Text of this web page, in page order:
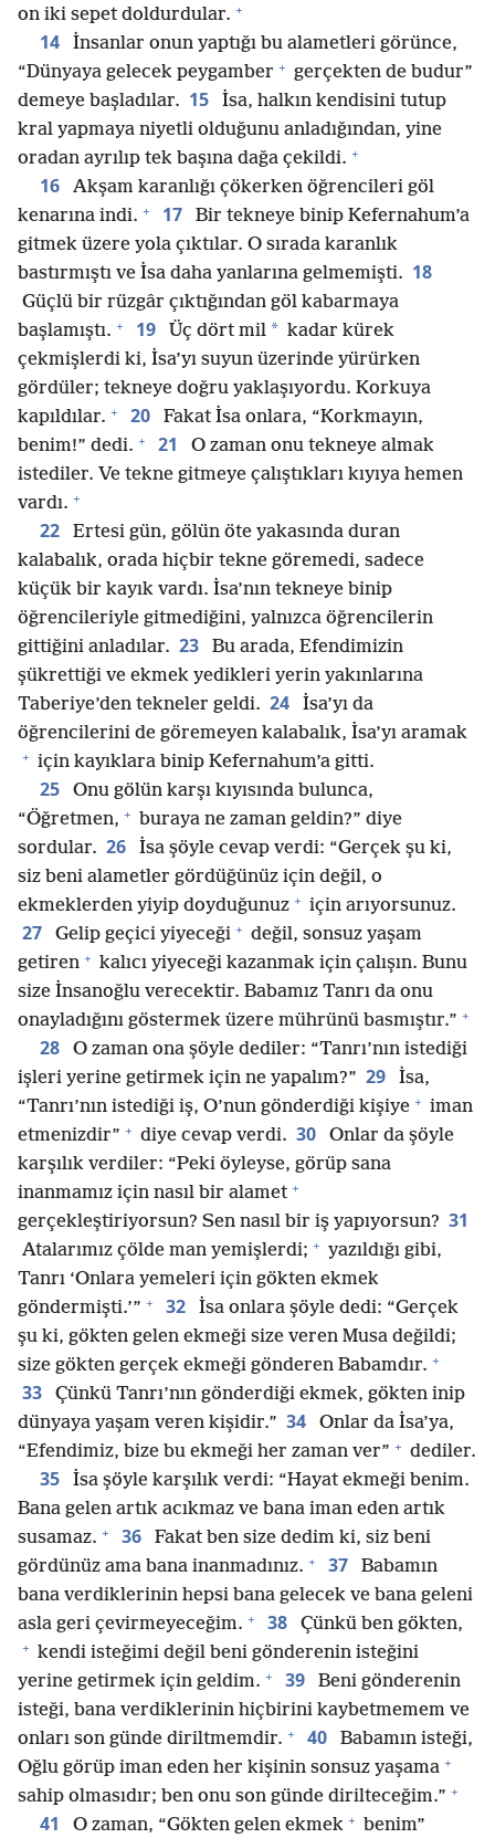
on iki sepet doldurdular. +
14
İnsanlar onun yaptığı bu alametleri görünce,
“Dünyaya gelecek peygamber + gerçekten de budur”
demeye başladılar. 15
İsa, halkın kendisini tutup
kral yapmaya niyetli olduğunu anladığından, yine
oradan ayrılıp tek başına dağa çekildi. +
16
Akşam karanlığı çökerken öğrencileri göl
kenarına indi. + 17
Bir tekneye binip Kefernahum’a
gitmek üzere yola çıktılar. O sırada karanlık
bastırmıştı ve İsa daha yanlarına gelmemişti. 18
Güçlü bir rüzgâr çıktığından göl kabarmaya
başlamıştı. + 19 Üç dört mil * kadar kürek
çekmişlerdi ki, İsa’yı suyun üzerinde yürürken
gördüler; tekneye doğru yaklaşıyordu. Korkuya
kapıldılar. + 20
Fakat İsa onlara, “Korkmayın,
benim!” dedi. + 21
O zaman onu tekneye almak
istediler. Ve tekne gitmeye çalıştıkları kıyıya hemen
vardı. +
22
Ertesi gün, gölün öte yakasında duran
kalabalık, orada hiçbir tekne göremedi, sadece
küçük bir kayık vardı. İsa’nın tekneye binip
öğrencileriyle gitmediğini, yalnızca öğrencilerin
gittiğini anladılar. 23
Bu arada, Efendimizin
şükrettiği ve ekmek yedikleri yerin yakınlarına
Taberiye’den tekneler geldi. 24
İsa’yı da
öğrencilerini de göremeyen kalabalık, İsa’yı aramak
+ için kayıklara binip Kefernahum’a gitti.
25
Onu gölün karşı kıyısında bulunca,
“Öğretmen, + buraya ne zaman geldin?” diye
sordular. 26
İsa şöyle cevap verdi: “Gerçek şu ki,
siz beni alametler gördüğünüz için değil, o
ekmeklerden yiyip doyduğunuz + için arıyorsunuz.
27 Gelip geçici yiyeceği + değil, sonsuz yaşam
getiren + kalıcı yiyeceği kazanmak için çalışın. Bunu
size İnsanoğlu verecektir. Babamız Tanrı da onu
onayladığını göstermek üzere mührünü basmıştır.” +
28
O zaman ona şöyle dediler: “Tanrı’nın istediği
işleri yerine getirmek için ne yapalım?” 29
İsa,
“Tanrı’nın istediği iş, O’nun gönderdiği kişiye + iman
etmenizdir” + diye cevap verdi. 30
Onlar da şöyle
karşılık verdiler: “Peki öyleyse, görüp sana
inanmamız için nasıl bir alamet +
gerçekleştiriyorsun? Sen nasıl bir iş yapıyorsun? 31
Atalarımız çölde man yemişlerdi; + yazıldığı gibi,
Tanrı ‘Onlara yemeleri için gökten ekmek
göndermişti.’” + 32
İsa onlara şöyle dedi: “Gerçek
şu ki, gökten gelen ekmeği size veren Musa değildi;
size gökten gerçek ekmeği gönderen Babamdır. +
33
Çünkü Tanrı’nın gönderdiği ekmek, gökten inip
dünyaya yaşam veren kişidir.” 34
Onlar da İsa’ya,
“Efendimiz, bize bu ekmeği her zaman ver” + dediler.
35
İsa şöyle karşılık verdi: “Hayat ekmeği benim.
Bana gelen artık acıkmaz ve bana iman eden artık
susamaz. + 36
Fakat ben size dedim ki, siz beni
gördünüz ama bana inanmadınız. + 37
Babamın
bana verdiklerinin hepsi bana gelecek ve bana geleni
asla geri çevirmeyeceğim. + 38 Çünkü ben gökten,
+ kendi isteğimi değil beni gönderenin isteğini
yerine getirmek için geldim. + 39
Beni gönderenin
isteği, bana verdiklerinin hiçbirini kaybetmemem ve
onları son günde diriltmemdir. + 40
Babamın isteği,
Oğlu görüp iman eden her kişinin sonsuz yaşama +
sahip olmasıdır; ben onu son günde dirilteceğim.” +
41 O zaman, “Gökten gelen ekmek + benim”